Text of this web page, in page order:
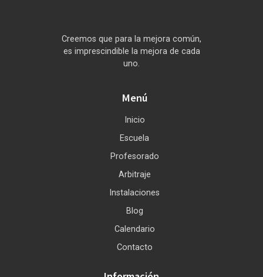
Creemos que para la mejora común,
es imprescindible la mejora de cada
uno.
Menú
Inicio
Escuela
Profesorado
Arbitraje
Instalaciones
Blog
Calendario
Contacto